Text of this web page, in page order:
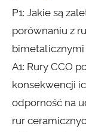
P1: Jakie są
porównaniu z
A1: Rury CCO
konsekwencji
odporność na
rur